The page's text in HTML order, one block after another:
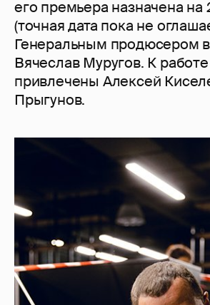
его премьера назначена на
(точная дата пока не
Генеральным продюсером
Вячеслав Муругов. К
привлечены Алексей
Прыгунов.